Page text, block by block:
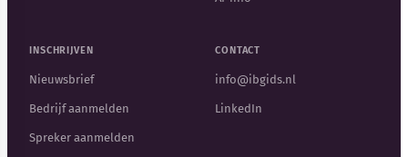
INSCHRIJVEN
Nieuwsbrief
Bedrijf aanmelden
Spreker aanmelden
CONTACT
info@ibgids.nl
LinkedIn